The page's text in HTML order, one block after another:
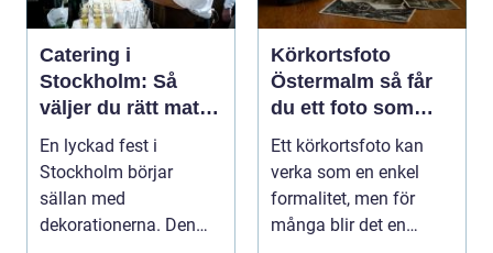
Catering i
Stockholm: Så
väljer du rätt mat
till ditt evenemang
En lyckad fest i
Stockholm börjar
sällan med
dekorationerna. Den
Körkortsfoto
Östermalm så får
du ett foto som
alltid blir godkänt
Ett körkortsfoto kan
verka som en enkel
formalitet, men för
många blir det en